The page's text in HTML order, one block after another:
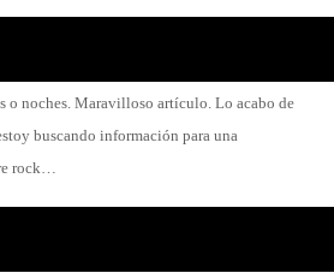
o noches. Maravilloso artículo. Lo acabo de
buscando información para una
rock…